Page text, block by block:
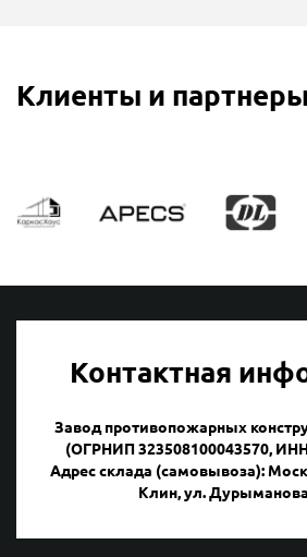
Клиенты и
Контактная
Завод противопожарных
(ОГРНИП 323508100043570,
Адрес склада (самовывоза):
Клин, ул.